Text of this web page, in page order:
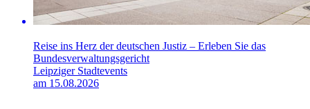
Reise ins Herz der deutschen Justiz – Erleben Sie das
Bundesverwaltungsgericht
Leipziger Stadtevents
am 15.08.2026